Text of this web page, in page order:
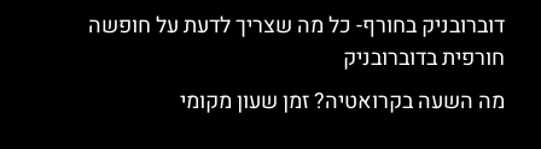
דוברובניק בחורף- כל מה שצריך לדעת על חופשה
חורפית בדוברובניק
מה השעה בקרואטיה? זמן שעון מקומי